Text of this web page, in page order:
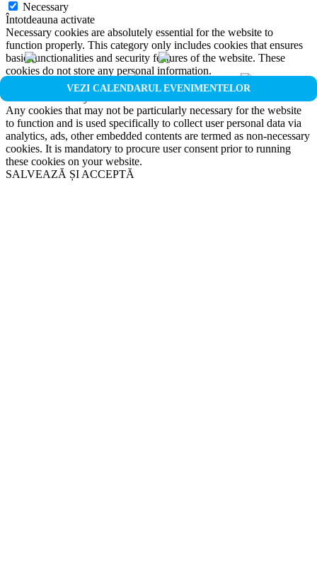
VEZI CALENDARUL EVENIMENTELOR
Necessary
Întotdeauna activate
Necessary cookies are absolutely essential for the website to
function properly. This category only includes cookies that ensures
basic functionalities and security features of the website. These
cookies do not store any personal information.
Non-necessary
Any cookies that may not be particularly necessary for the website
to function and is used specifically to collect user personal data via
analytics, ads, other embedded contents are termed as non-necessary
cookies. It is mandatory to procure user consent prior to running
these cookies on your website.
SALVEAZĂ ȘI ACCEPTĂ